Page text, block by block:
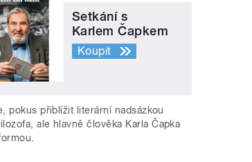
Setkání s
Karlem Čapkem
Koupit
pokus přiblížit literární nadsázkou
ale hlavně člověka Karla Čapka